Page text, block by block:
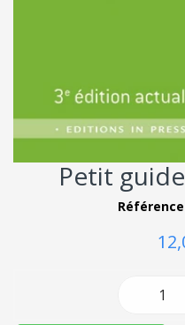
Petit
Référence